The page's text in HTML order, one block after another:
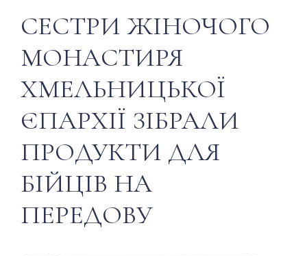
СЕСТРИ ЖІНОЧОГО
МОНАСТИРЯ
ХМЕЛЬНИЦЬКОЇ
ЄПАРХІЇ ЗІБРАЛИ
ПРОДУКТИ ДЛЯ
БІЙЦІВ НА
ПЕРЕДОВУ